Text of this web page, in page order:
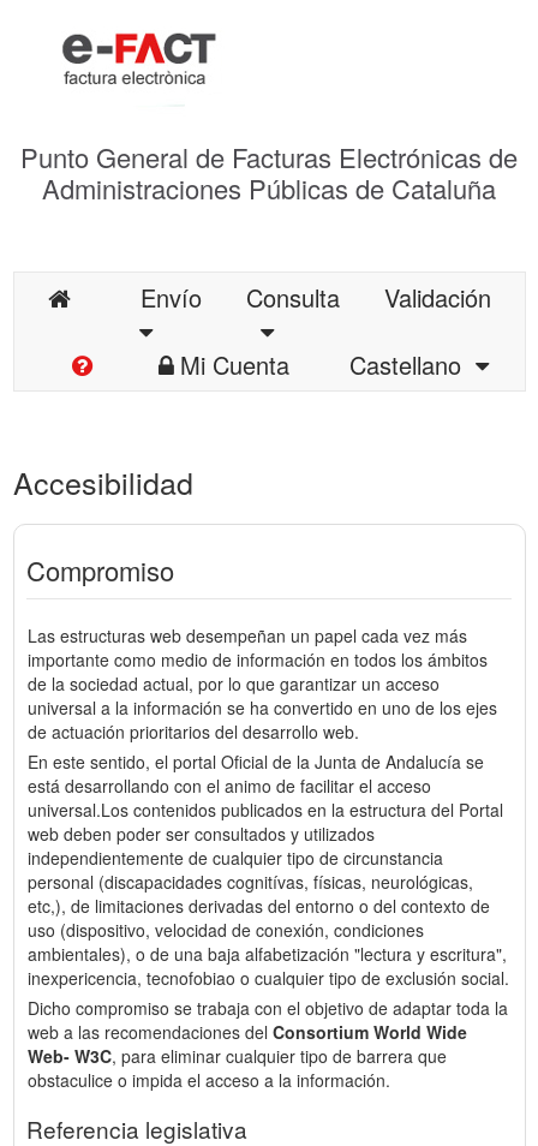
Punto General de Facturas Electrónicas de
Administraciones Públicas de Cataluña
Envío Consulta
Validación
Mi Cuenta
Castellano
Accesibilidad
Compromiso
Las estructuras web desempeñan un papel cada vez más
importante como medio de información en todos los ámbitos
de la sociedad actual, por lo que garantizar un acceso
universal a la información se ha convertido en uno de los ejes
de actuación prioritarios del desarrollo web.
En este sentido, el portal Oficial de la Junta de Andalucía se
está desarrollando con el animo de facilitar el acceso
universal.Los contenidos publicados en la estructura del Portal
web deben poder ser consultados y utilizados
independientemente de cualquier tipo de circunstancia
personal (discapacidades cognitívas, físicas, neurológicas,
etc,), de limitaciones derivadas del entorno o del contexto de
uso (dispositivo, velocidad de conexión, condiciones
ambientales), o de una baja alfabetización "lectura y escritura",
inexpericencia, tecnofobiao o cualquier tipo de exclusión social.
Dicho compromiso se trabaja con el objetivo de adaptar toda la
web a las recomendaciones del Consortium World Wide
Web- W3C, para eliminar cualquier tipo de barrera que
obstaculice o impida el acceso a la información.
Referencia legislativa